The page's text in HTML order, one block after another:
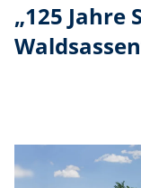
„125 Jahre